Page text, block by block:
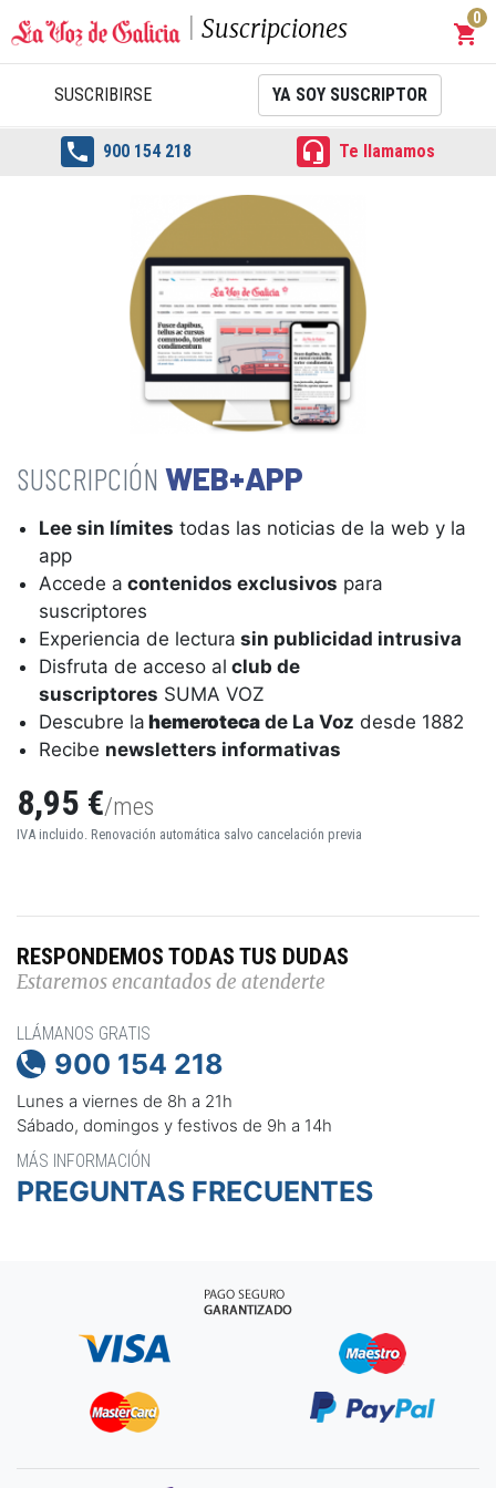
Suscripciones shopping_cart
0
SUSCRIBIRSE YA SOY SUSCRIPTOR
 900 154 218  Te llamamos
WEB+APP
Lee sin límites todas las noticias de la web y la
app
Accede a contenidos exclusivos para
suscriptores
Experiencia de lectura sin publicidad intrusiva
Disfruta de acceso al club de
suscriptores SUMA VOZ
Descubre la hemeroteca de La Voz desde 1882
Recibe newsletters informativas
8,95 €/mes
IVA incluido. Renovación automática salvo cancelación previa
RESPONDEMOS TODAS TUS DUDAS
Estaremos encantados de atenderte
LLÁMANOS GRATIS
 900 154 218
Lunes a viernes de 8h a 21h
Sábado, domingos y festivos de 9h a 14h
MÁS INFORMACIÓN
PREGUNTAS FRECUENTES